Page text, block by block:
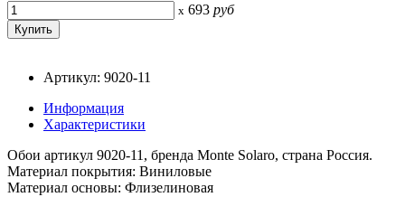
x 693 руб
Артикул: 9020-11
Информация
Характеристики
Обои артикул 9020-11, бренда Monte Solaro, страна Россия.
Материал покрытия: Виниловые
Материал основы: Флизелиновая